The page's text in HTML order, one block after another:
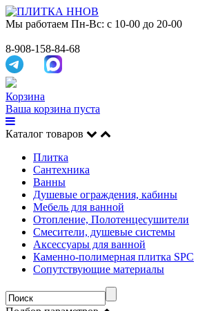
Мы работаем Пн-Вс: с 10-00 до 20-00
8-908-158-84-68
Корзина
Ваша корзина пуста
Каталог товаров
Плитка
Сантехника
Ванны
Душевые ограждения, кабины
Мебель для ванной
Отопление, Полотенцесушители
Смесители, душевые системы
Аксессуары для ванной
Каменно-полимерная плитка SPC
Сопутствующие материалы